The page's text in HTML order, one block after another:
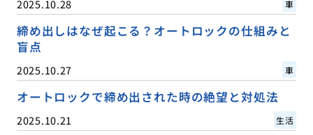
2025.10.28 車
締め出しはなぜ起こる？オートロックの仕組みと
盲点
2025.10.27 車
オートロックで締め出された時の絶望と対処法
2025.10.21 生活